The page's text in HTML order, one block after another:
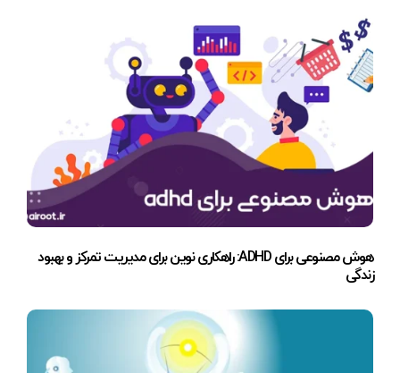
هوش مصنوعی برای ADHD: راهکاری نوین برای مدیریت تمرکز و بهبود
زندگی